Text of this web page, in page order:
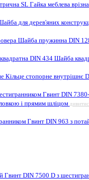
SL Гайка меблева
для дерев'яних
Шайба пружинна DIN
DIN 434 Шайба
Кільце стопорне внутрішнє
Гвинт DIN
і прямим шліцом
Гвинт DIN 963 з
Гвинт DIN 7500 D з